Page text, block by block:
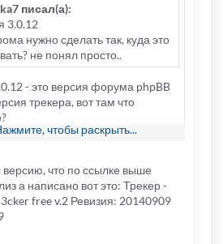
писал(а):
3.0.12
нужно сделать так, куда это
не понял просто..
- это версия форума phpBB
трекера, вот там что
чтобы раскрыть...
версию, что по ссылке выше
а написано вот это: Трекер -
free v.2 Ревизия: 20140909